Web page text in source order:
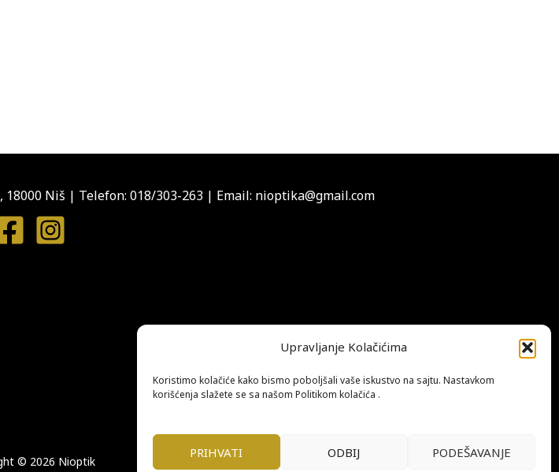
Upravljanje Kolačićima
Koristimo kolačiće kako bismo poboljšali vaše iskustvo na sajtu. Nastavkom
korišćenja slažete se sa našom Politikom kolačića .
PRIHVATI ODBIJ PODEŠAVANJE
18000 Niš | Telefon: 018/303-263 | Email: nioptika@gmail.com
© 2026 Nioptik